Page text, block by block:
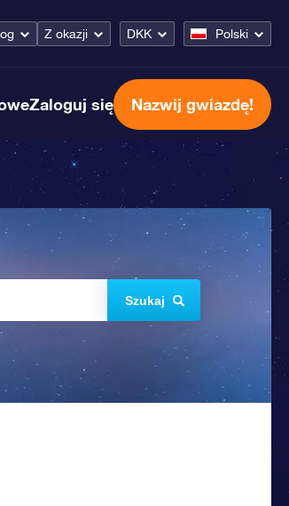
Z okazji DKK Polski
Zaloguj się Nazwij gwiazdę!
Szukaj